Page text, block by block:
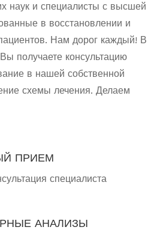
наук и специалисты с высшей
в восстановлении и
Нам дорог каждый! В
получаете консультацию
в нашей собственной
схемы лечения. Делаем
ПРИЕМ
специалиста
АНАЛИЗЫ